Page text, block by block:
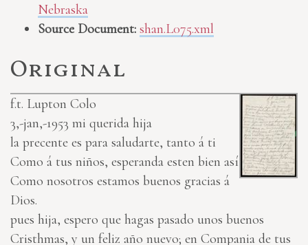
Nebraska
Source Document: shan.L075.xml
Original
f.t. Lupton Colo
3,-jan,-1953 mi querida hija
la precente es para saludarte, tanto á ti
Como á tus niños, esperanda esten bien así
Como nosotros estamos buenos gracias á
Dios.
pues hija, espero que hagas pasado unos buenos
Cristhmas, y un feliz año nuevo; en Compania de tus